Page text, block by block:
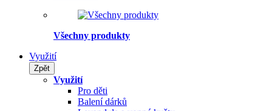
Všechny produkty
Využití
Zpět
Využití
Pro děti
Balení dárků